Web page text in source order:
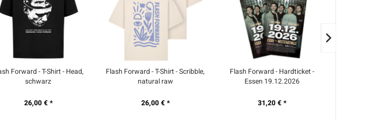
Forward - T-Shirt - Head,
schwarz
26,00 € *
Flash Forward - T-Shirt - Scribble,
natural raw
26,00 € *
Flash Forward - Hardticket -
Essen 19.12.2026
31,20 € *